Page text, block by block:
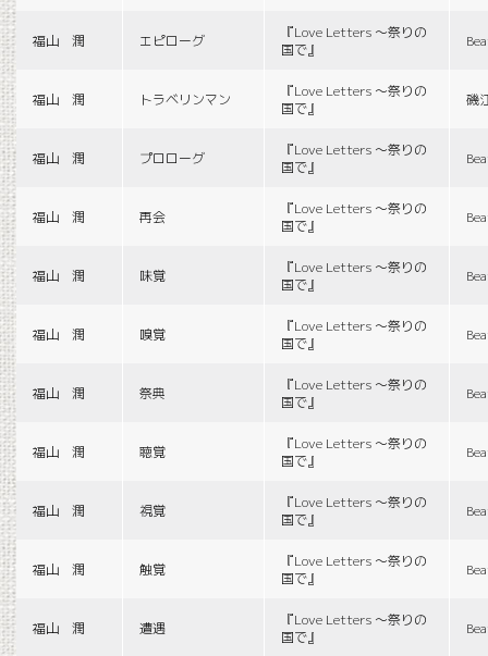
福山 潤 エピローグ
『Love Letters 〜祭りの
国で』
福山 潤 トラベリンマン
『Love Letters 〜祭りの
国で』
磯
福山 潤 プロローグ
『Love Letters 〜祭りの
国で』
福山 潤 再会
『Love Letters 〜祭りの
国で』
福山 潤 味覚
『Love Letters 〜祭りの
国で』
福山 潤 嗅覚
『Love Letters 〜祭りの
国で』
福山 潤 祭典
『Love Letters 〜祭りの
国で』
福山 潤 聴覚
『Love Letters 〜祭りの
国で』
福山 潤 視覚
『Love Letters 〜祭りの
国で』
福山 潤 触覚
『Love Letters 〜祭りの
国で』
福山 潤 遭遇
『Love Letters 〜祭りの
国で』